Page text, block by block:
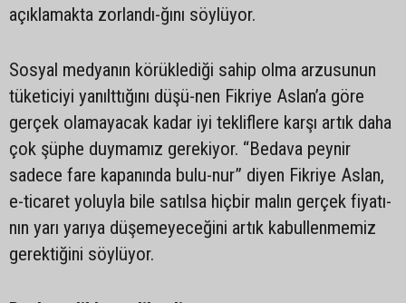
açıklamakta zorlandı-ğını söylüyor.
Sosyal medyanın körüklediği sahip olma arzusunun
tüketiciyi yanılttığını düşü-nen Fikriye Aslan’a göre
gerçek olamayacak kadar iyi tekliflere karşı artık daha
çok şüphe duymamız gerekiyor. “Bedava peynir
sadece fare kapanında bulu-nur” diyen Fikriye Aslan,
e-ticaret yoluyla bile satılsa hiçbir malın gerçek fiyatı-
nın yarı yarıya düşemeyeceğini artık kabullenmemiz
gerektiğini söylüyor.